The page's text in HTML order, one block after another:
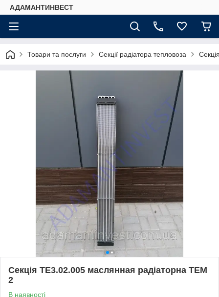
АДАМАНТИНВЕСТ
Товари та послуги Секції радіатора тепловоза
Секція ТЕ3.02.005 маслянная радіаторна ТЕМ
2
В наявності